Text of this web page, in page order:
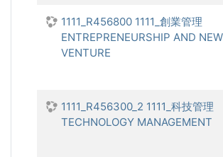
1111_R456800 1111_創業管理
ENTREPRENEURSHIP AND NEW
VENTURE
1111_R456300_2 1111_科技管理
TECHNOLOGY MANAGEMENT